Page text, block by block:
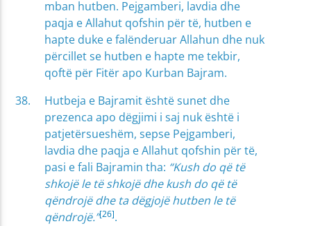
mban hutben. Pejgamberi, lavdia dhe
paqja e Allahut qofshin për të, hutben e
hapte duke e falënderuar Allahun dhe nuk
përcillet se hutben e hapte me tekbir,
qoftë për Fitër apo Kurban Bajram.
Hutbeja e Bajramit është sunet dhe
prezenca apo dëgjimi i saj nuk është i
patjetërsueshëm, sepse Pejgamberi,
lavdia dhe paqja e Allahut qofshin për të,
pasi e fali Bajramin tha: “Kush do që të
shkojë le të shkojë dhe kush do që të
qëndrojë dhe ta dëgjojë hutben le të
qëndrojë.”[26].